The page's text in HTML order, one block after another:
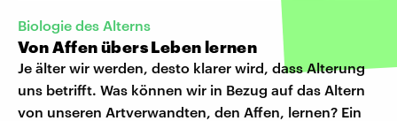
Biologie des Alterns
Von Affen übers Leben lernen
Je älter wir werden, desto klarer wird, dass Alterung
uns betrifft. Was können wir in Bezug auf das Altern
von unseren Artverwandten, den Affen, lernen? Ein